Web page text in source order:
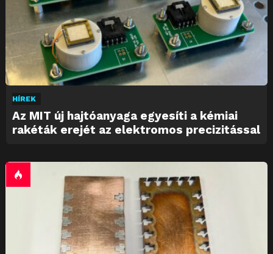
HÍREK
Az MIT új hajtóanyaga egyesíti a kémiai
rakéták erejét az elektromos precizitással